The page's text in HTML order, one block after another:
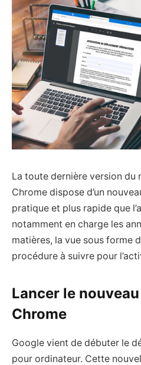
La toute dernière version du
Chrome dispose d’un
pratique et plus rapide que
notamment en charge les
matières, la vue sous forme
procédure à suivre pour
Lancer le
Chrome
Google vient de débuter le
pour ordinateur. Cette